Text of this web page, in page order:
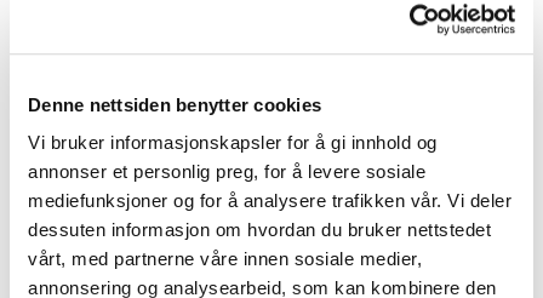
Denne nettsiden benytter cookies
Vi bruker informasjonskapsler for å gi innhold og
annonser et personlig preg, for å levere sosiale
mediefunksjoner og for å analysere trafikken vår. Vi deler
dessuten informasjon om hvordan du bruker nettstedet
vårt, med partnerne våre innen sosiale medier,
annonsering og analysearbeid, som kan kombinere den
Middag
Restepai
Fjærkre Potet Skalldyr ,Ost Kjøtt ,Røkelaks